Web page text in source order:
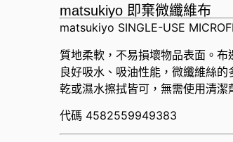
matsukiyo 即棄微纖維布
matsukiyo SINGLE-USE
質地柔軟，不易損壞物品表面。布
良好吸水、吸油性能，微纖維絲的
乾或濕水擦拭皆可，無需使用清潔
代碼 4582559949383